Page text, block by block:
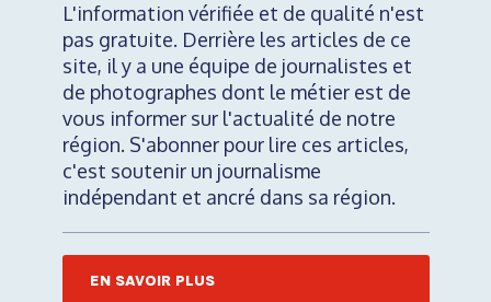
L'information vérifiée et de qualité n'est
pas gratuite. Derrière les articles de ce
site, il y a une équipe de journalistes et
de photographes dont le métier est de
vous informer sur l'actualité de notre
région. S'abonner pour lire ces articles,
c'est soutenir un journalisme
indépendant et ancré dans sa région.
EN SAVOIR PLUS